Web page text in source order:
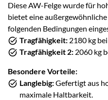
Diese AW-Felge wurde für
bietet eine
folgenden Bedingungen
Tragfähigkeit: 2180 kg
Tragfähigkeit 2: 2060 kg
Besondere Vorteile:
Langlebig:Gefertigt aus
maximale Haltbarkeit.